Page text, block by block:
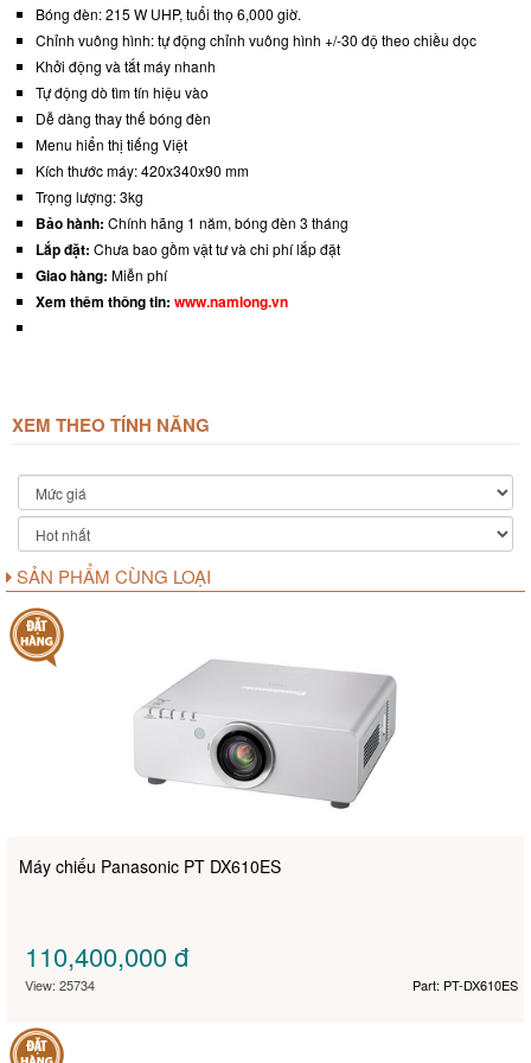
Bóng đèn: 215 W UHP, tuổi thọ 6,000 giờ.
Chỉnh vuông hình: tự động chỉnh vuông hình +/-30 độ theo chiều dọc
Khởi động và tắt máy nhanh
Tự động dò tìm tín hiệu vào
Dễ dàng thay thế bóng đèn
Menu hiển thị tiếng Việt
Kích thước máy: 420x340x90 mm
Trọng lượng: 3kg
Bảo hành: Chính hãng 1 năm, bóng đèn 3 tháng
Lắp đặt: Chưa bao gồm vật tư và chi phí lắp đặt
Giao hàng: Miễn phí
Xem thêm thông tin: www.namlong.vn
XEM THEO TÍNH NĂNG
SẢN PHẨM CÙNG LOẠI
Máy chiếu Panasonic PT DX610ES
110,400,000đ
View: 25734 Part: PT-DX610ES